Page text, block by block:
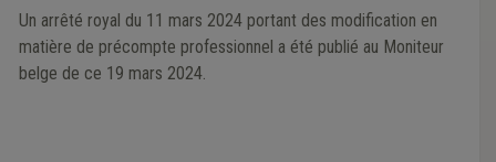
Un arrêté royal du 11 mars 2024 portant des modification en
matière de précompte professionnel a été publié au Moniteur
belge de ce 19 mars 2024.